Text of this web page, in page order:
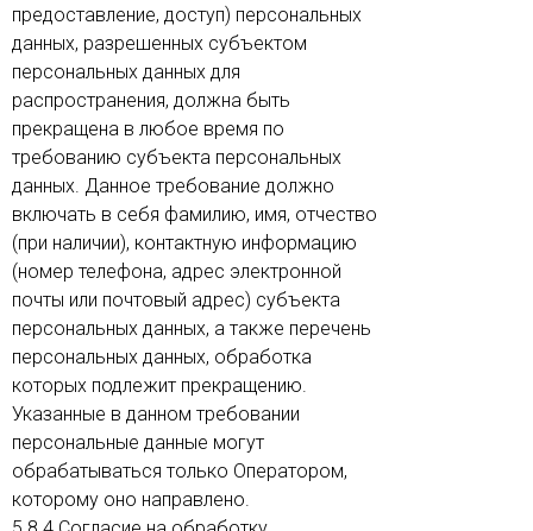
предоставление, доступ) персональных
данных, разрешенных субъектом
персональных данных для
распространения, должна быть
прекращена в любое время по
требованию субъекта персональных
данных. Данное требование должно
включать в себя фамилию, имя, отчество
(при наличии), контактную информацию
(номер телефона, адрес электронной
почты или почтовый адрес) субъекта
персональных данных, а также перечень
персональных данных, обработка
которых подлежит прекращению.
Указанные в данном требовании
персональные данные могут
обрабатываться только Оператором,
которому оно направлено.